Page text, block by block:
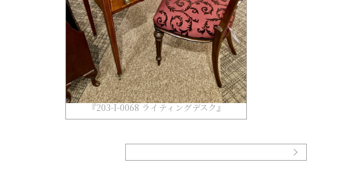
『203-I-0068 ライティングデスク』